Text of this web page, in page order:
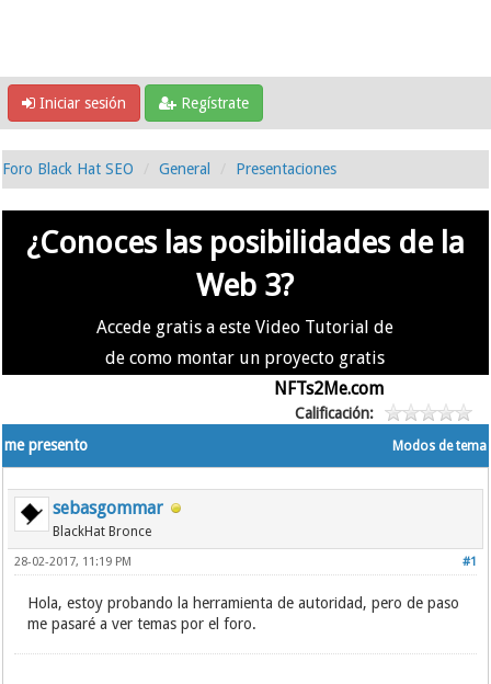
Iniciar sesión Regístrate
Foro Black Hat SEO General Presentaciones
¿Conoces las posibilidades de la
Web 3?
Accede gratis a este Video Tutorial de
de como montar un proyecto gratis
NFTs2Me.com
Calificación:
Modos de tema
me presento
sebasgommar
BlackHat Bronce
#1
28-02-2017, 11:19 PM
Hola, estoy probando la herramienta de autoridad, pero de paso
me pasaré a ver temas por el foro.